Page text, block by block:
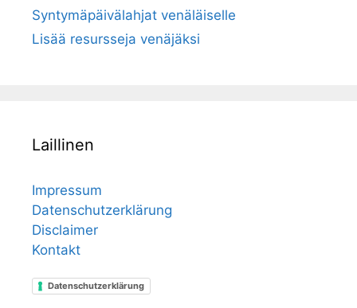
Syntymäpäivälahjat venäläiselle
Lisää resursseja venäjäksi
Laillinen
Impressum
Datenschutzerklärung
Disclaimer
Kontakt
Datenschutzerklärung